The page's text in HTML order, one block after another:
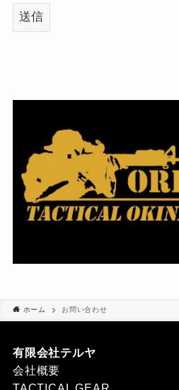
ホーム お問い合わせ
有限会社テルヤ
会社概要